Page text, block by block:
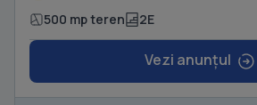
500 mp teren 2E
Vezi anunțul